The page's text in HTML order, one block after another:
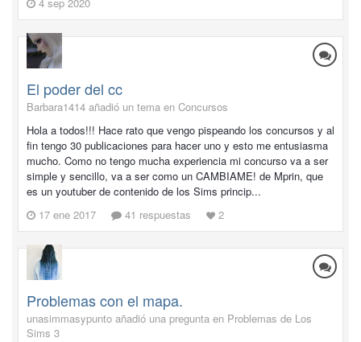
El poder del cc
Barbara1414 añadió un tema en Concursos
Hola a todos!!! Hace rato que vengo pispeando los concursos y al
fin tengo 30 publicaciones para hacer uno y esto me entusiasma
mucho. Como no tengo mucha experiencia mi concurso va a ser
simple y sencillo, va a ser como un CAMBIAME! de Mprin, que
es un youtuber de contenido de los Sims princip...
17 ene 2017
41 respuestas 2
Problemas con el mapa.
unasimmasypunto añadió una pregunta en Problemas de Los
Sims 3